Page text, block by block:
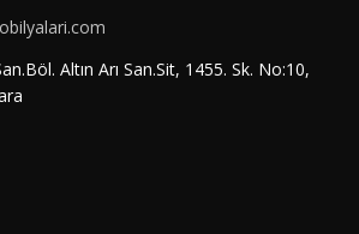
Altın Arı San.Sit, 1455. Sk. No:10,